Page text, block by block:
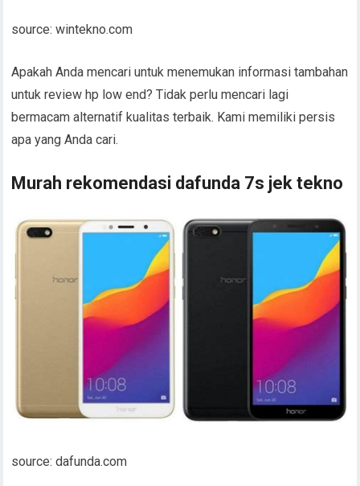
source: wintekno.com
Apakah Anda mencari untuk menemukan informasi tambahan
untuk review hp low end? Tidak perlu mencari lagi
bermacam alternatif kualitas terbaik. Kami memiliki persis
apa yang Anda cari.
Murah rekomendasi dafunda 7s jek tekno
source: dafunda.com